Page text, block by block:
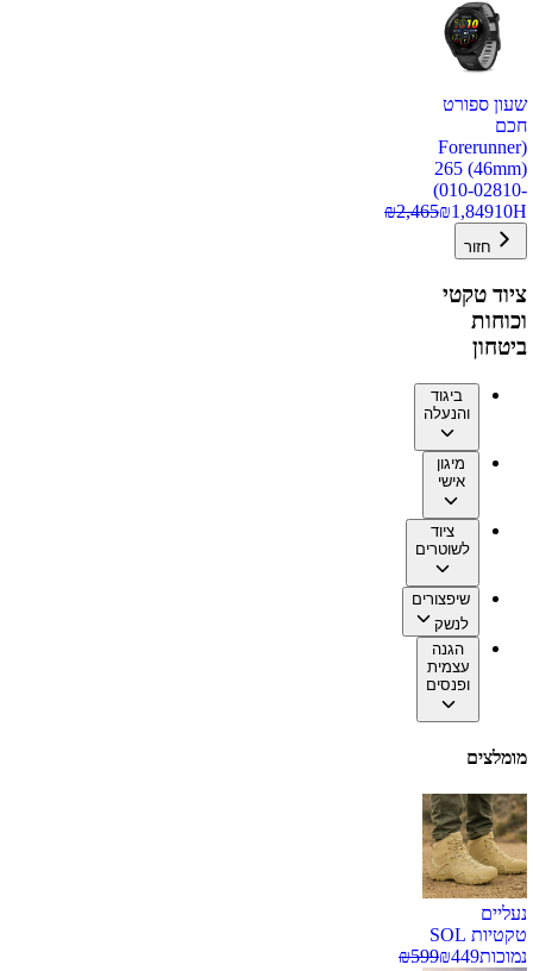
שעון ספורט
חכם
(Forerunner
265 (46mm)
(010-02810-
10H
₪1,849
₪2,465
חזור
ציוד טקטי
וכוחות
ביטחון
ביגוד
והנעלה
מיגון
אישי
ציוד
לשוטרים
שיפצורים
לנשק
הגנה
עצמית
ופנסים
מומלצים
נעליים
טקטיות SOL
נמוכות
₪449
₪599